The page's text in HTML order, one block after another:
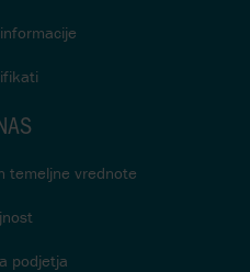
temeljne vrednote
podjetja